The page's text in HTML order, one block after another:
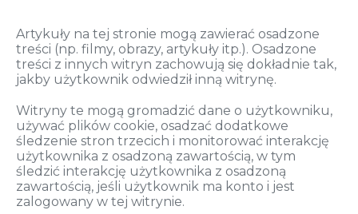
Artykuły na tej stronie mogą zawierać osadzone
treści (np. filmy, obrazy, artykuły itp.). Osadzone
treści z innych witryn zachowują się dokładnie tak,
jakby użytkownik odwiedził inną witrynę.
Witryny te mogą gromadzić dane o użytkowniku,
używać plików cookie, osadzać dodatkowe
śledzenie stron trzecich i monitorować interakcję
użytkownika z osadzoną zawartością, w tym
śledzić interakcję użytkownika z osadzoną
zawartością, jeśli użytkownik ma konto i jest
zalogowany w tej witrynie.